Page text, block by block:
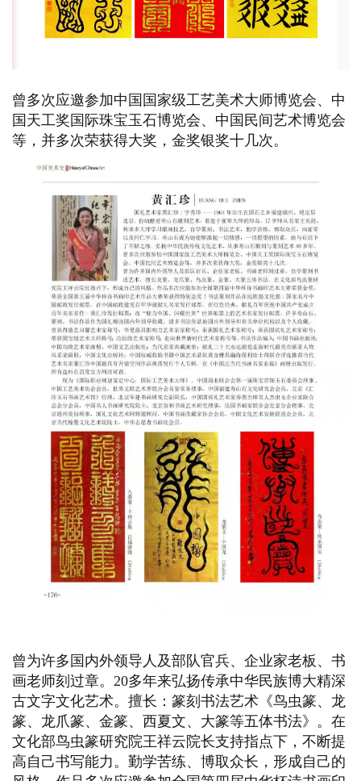
曾多次应邀参加中国国家级工艺美术大师博览会、中
国天工奖国际珠宝玉石博览会、中国民间艺术博览会
等，并多次荣获得大奖，金奖银奖十几次。
曾为许多国内外领导人及部队官兵、企业家老板、书
画老师刻过章。20多年来弘扬传承中华民族博大精深
古文字文化艺术。擅长：篆刻书法艺术《鸟虫篆、龙
篆、龙爪篆、金篆、西夏文、大篆等五体书法》。在
文化部鸟虫篆研究院王祥云院长支持指点下，不断提
高自己书写能力。勤学苦练、博取众长，形成自己的